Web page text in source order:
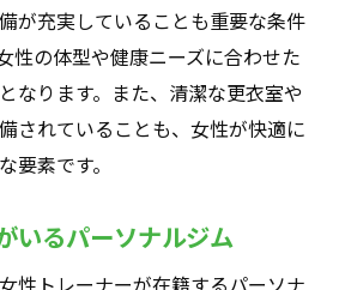
が充実していることも重要な条件
性の体型や健康ニーズに合わせた
なります。また、清潔な更衣室や
されていることも、女性が快適に
要素です。
いるパーソナルジム
性トレーナーが在籍するパーソナ